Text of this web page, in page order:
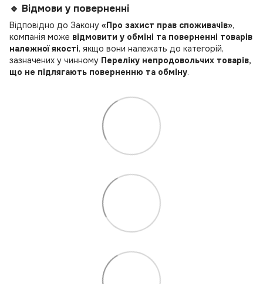
🔹 Відмови у поверненні
Відповідно до Закону «Про захист прав споживачів»,
компанія може відмовити у обміні та поверненні товарів
належної якості, якщо вони належать до категорій,
зазначених у чинному Переліку непродовольчих товарів,
що не підлягають поверненню та обміну.